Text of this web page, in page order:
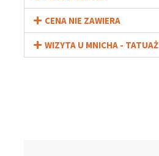
CENA NIE ZAWIERA
WIZYTA U MNICHA - TATUAŻ